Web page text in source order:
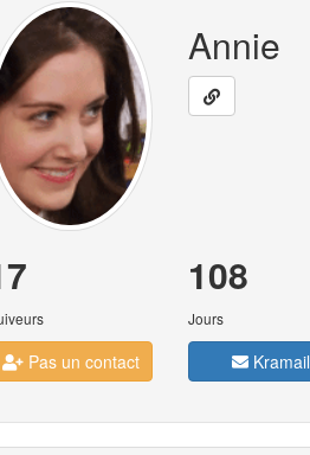
Annie
Pas un contact
108
Jours
Kramail